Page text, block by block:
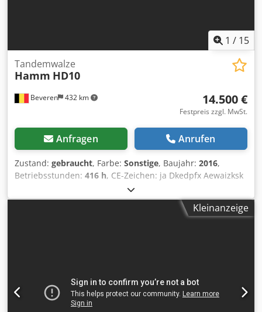
1 / 15
Beveren 432 km
Tandemwalze
Hamm HD10
14.500 €
Festpreis zzgl. MwSt.
Anfragen Anrufen
Zustand: gebraucht, Farbe: Sonstige, Baujahr: 2016,
Betriebsstunden: 416 h, CE-Zeichen: ja Dkedpfx Aewaizksk
Ejr Maschinen zum Verkauf! Auf unserer Website finden
Sie eine Vielzahl von Maschinen, die zum Kauf angeboten
werden. Wir haben mehr Optionen als das, was Sie online
Deutsch, Englisch, Französisch, Niederländisch, Spanisch
und Russisch zur Verfügung. Entdecken Sie unser breites
Kleinanzeige